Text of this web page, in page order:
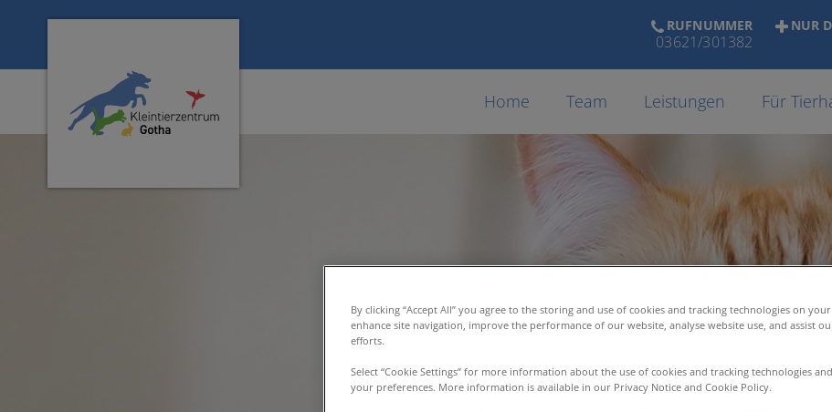
Homepage Tierarzt Gotha
RUFNUMMER
03621/301382
NUR
Home Team Leistungen Für
By clicking “Accept All” you agree to the storing and use of cookies and tracking technologies on
enhance site navigation, improve the performance of our website, analyse website use, and assist
efforts.
Select “Cookie Settings” for more information about the use of cookies and tracking technologies
your preferences. More information is available in our Privacy Notice and Cookie Policy.